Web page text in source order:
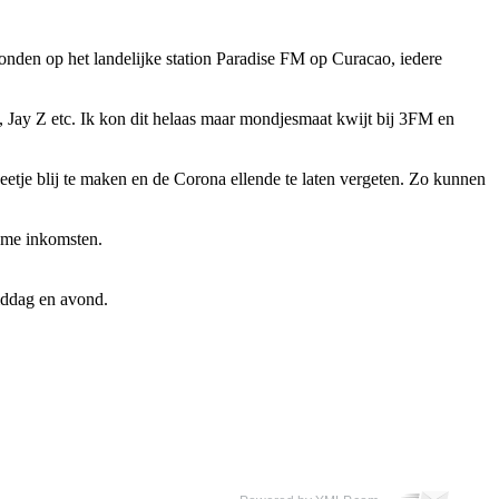
op het landelijke station Paradise FM op Curacao, iedere
Z etc. Ik kon dit helaas maar mondjesmaat kwijt bij 3FM en
blij te maken en de Corona ellende te laten vergeten. Zo kunnen
inkomsten.
en avond.